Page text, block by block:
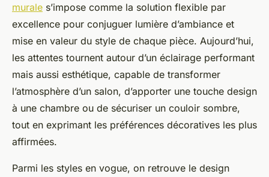
murale s’impose comme la solution flexible par
excellence pour conjuguer lumière d’ambiance et
mise en valeur du style de chaque pièce. Aujourd’hui,
les attentes tournent autour d’un éclairage performant
mais aussi esthétique, capable de transformer
l’atmosphère d’un salon, d’apporter une touche design
à une chambre ou de sécuriser un couloir sombre,
tout en exprimant les préférences décoratives les plus
affirmées.
Parmi les styles en vogue, on retrouve le design